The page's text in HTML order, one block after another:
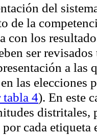
del
de la
con los
ser
a
las elecciones
tabla 4). En este
cada